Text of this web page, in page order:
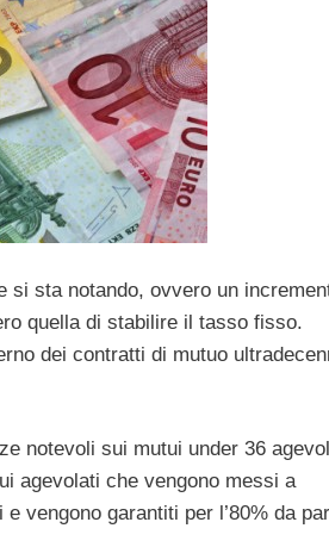
si sta notando, ovvero un
quella di stabilire il tasso fisso.
dei contratti di mutuo
notevoli sui mutui under 36
agevolati che vengono messi a
vengono garantiti per l’80% da